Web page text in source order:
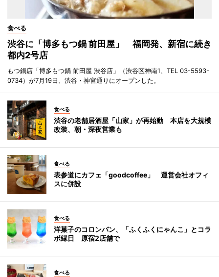
食べる
渋谷に「博多もつ鍋 前田屋」 福岡発、新宿に続き
都内2号店
もつ鍋店「博多もつ鍋 前田屋 渋谷店」（渋谷区神南1、TEL 03-5593-
0734）が7月19日、渋谷・神宮通りにオープンした。
食べる
渋谷の老舗居酒屋「山家」が再始動 本店を大規模
改装、朝・深夜営業も
食べる
表参道にカフェ「goodcoffee」 運営会社オフィ
スに併設
食べる
洋菓子のコロンバン、「ふくふくにゃんこ」とコラ
ボ縁日 原宿2店舗で
食べる